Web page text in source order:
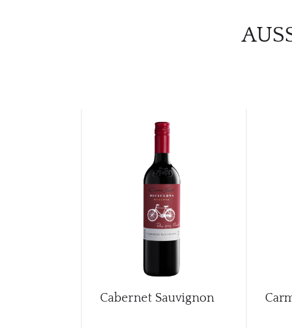
Cabernet Sauvignon